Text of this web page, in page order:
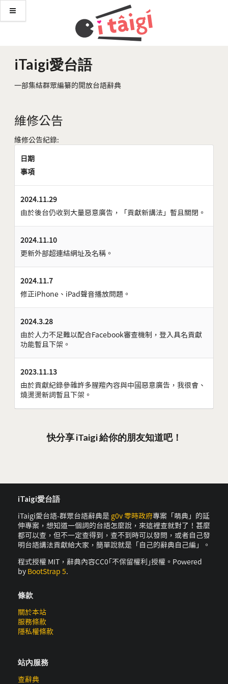
iTaigi愛台語
一部集結群眾編纂的開放台語辭典
維修公告
維修公告紀錄:
日期
事項
2024.11.29
由於後台仍收到大量惡意廣告，「貢獻新講法」暫且關閉。
2024.11.10
更新外部超連結網址及名稱。
2024.11.7
修正iPhone、iPad聲音播放問題。
2024.3.28
由於人力不足難以配合Facebook審查機制，登入具名貢獻
功能暫且下架。
2023.11.13
由於貢獻紀錄參雜許多腥羶內容與中國惡意廣告，我很會、
燒燙燙新詞暫且下架。
快分享 iTaigi 給你的朋友知道吧！
iTaigi愛台語
iTaigi愛台語-群眾台語辭典是 g0v 零時政府專案「萌典」的延
伸專案，想知道一個詞的台語怎麼說，來這裡查就對了！甚麼
都可以查，但不一定查得到，查不到時可以發問，或者自己發
明台語講法貢獻給大家，簡單說就是「自己的辭典自己編」。
程式授權 MIT，辭典內容CC0｢不保留權利｣授權。Powered
by BootStrap 5.
條款
關於本站
服務條款
隱私權條款
站內服務
查辭典